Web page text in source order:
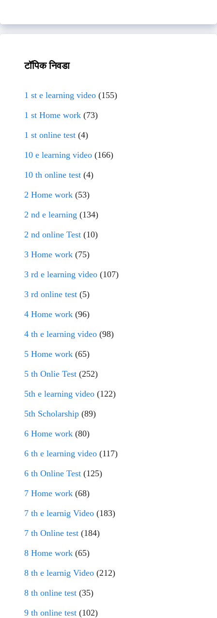
टॉपिक निवडा
1 st e learning video (155)
1 st Home work (73)
1 st online test (4)
10 e learning video (166)
10 th online test (4)
2 Home work (53)
2 nd e learning (134)
2 nd online Test (10)
3 Home work (75)
3 rd e learning video (107)
3 rd online test (5)
4 Home work (96)
4 th e learning video (98)
5 Home work (65)
5 th Onlie Test (252)
5th e learning video (122)
5th Scholarship (89)
6 Home work (80)
6 th e learning video (117)
6 th Online Test (125)
7 Home work (68)
7 th e learnig Video (183)
7 th Online test (184)
8 Home work (65)
8 th e learnig Video (212)
8 th online test (35)
9 th online test (102)